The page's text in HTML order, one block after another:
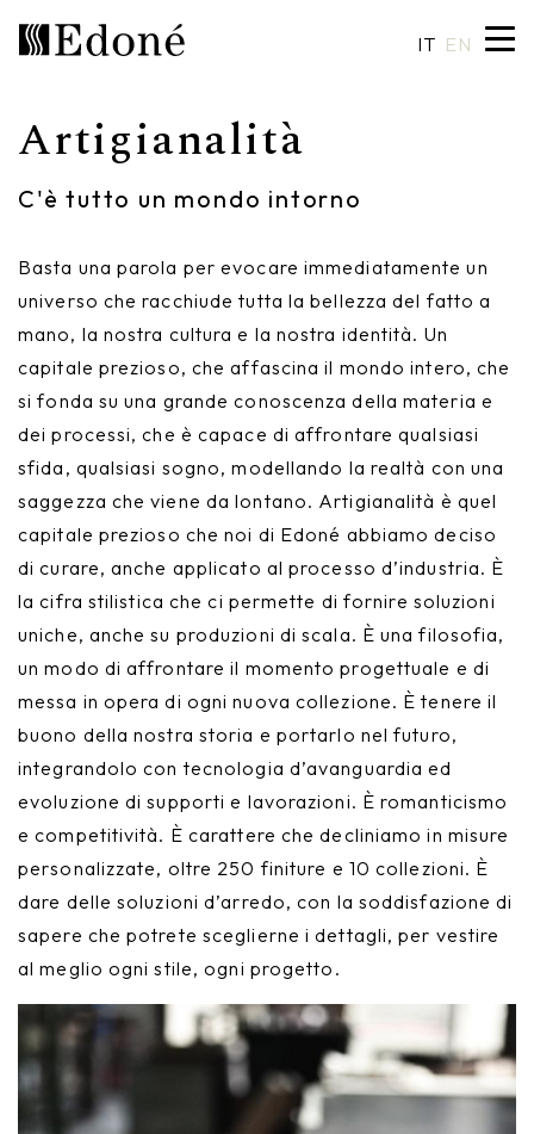
IT EN
Artigianalità
C'è tutto un mondo intorno
Basta una parola per evocare immediatamente un
universo che racchiude tutta la bellezza del fatto a
mano, la nostra cultura e la nostra identità. Un
capitale prezioso, che affascina il mondo intero, che
si fonda su una grande conoscenza della materia e
dei processi, che è capace di affrontare qualsiasi
sfida, qualsiasi sogno, modellando la realtà con una
saggezza che viene da lontano. Artigianalità è quel
capitale prezioso che noi di Edoné abbiamo deciso
di curare, anche applicato al processo d’industria. È
la cifra stilistica che ci permette di fornire soluzioni
uniche, anche su produzioni di scala. È una filosofia,
un modo di affrontare il momento progettuale e di
messa in opera di ogni nuova collezione. È tenere il
buono della nostra storia e portarlo nel futuro,
integrandolo con tecnologia d’avanguardia ed
evoluzione di supporti e lavorazioni. È romanticismo
e competitività. È carattere che decliniamo in misure
personalizzate, oltre 250 finiture e 10 collezioni. È
dare delle soluzioni d’arredo, con la soddisfazione di
sapere che potrete sceglierne i dettagli, per vestire
al meglio ogni stile, ogni progetto.
Chrono
Chrono 38/44
Crio
Rea
Eos
Nike
Giunone
Atena
Eros
Artemide
Minerva
Bath-Living
Piatti doccia
Vasche
Illuminazione
Miscelatori
Sanitari
Accessori
Mensole
Complementi d'arredo
Artigianalità
Design su misura
Finiture e materiali
Cataloghi